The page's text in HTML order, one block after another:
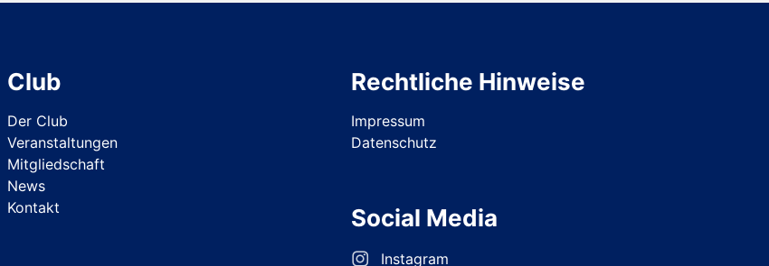
Club
Der Club
Veranstaltungen
Mitgliedschaft
News
Kontakt
Rechtliche Hinweise
Impressum
Datenschutz
Social Media
Instagram